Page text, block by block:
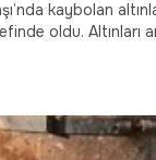
kaybolan
oldu. Altınları